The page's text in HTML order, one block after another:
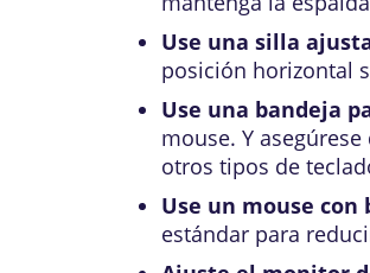
Use una silla
posición horizontal
Use una bandeja
mouse. Y
otros tipos de
Use un mouse
estándar para